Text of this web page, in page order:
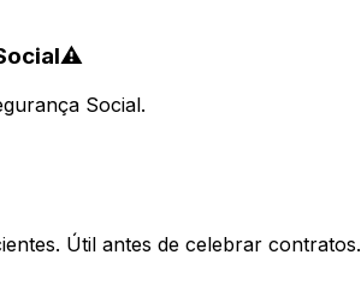
⚠️
Social.
Útil antes de celebrar contratos.